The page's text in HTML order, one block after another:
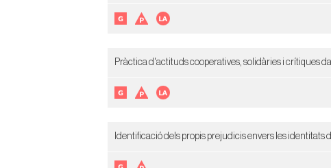
Pràctica d'actituds cooperatives, solidàries i crítiques
Identificació dels propis prejudicis envers les